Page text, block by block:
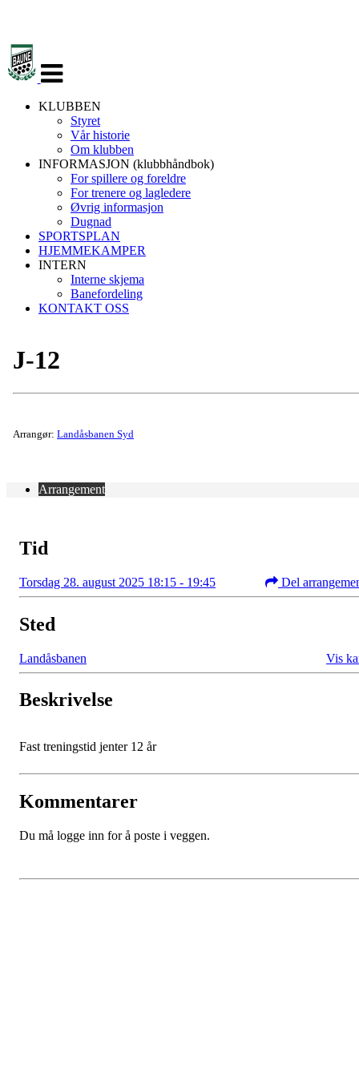
navigasjon
KLUBBEN
Styret
Vår historie
Om klubben
INFORMASJON (klubbhåndbok)
For spillere og foreldre
For trenere og lagledere
Øvrig informasjon
Dugnad
SPORTSPLAN
HJEMMEKAMPER
INTERN
Interne skjema
Banefordeling
KONTAKT OSS
J-12
Arrangør: Landåsbanen Syd
Arrangement
Tid
Torsdag 28. august 2025 18:15 - 19:45 Del
Sted
Landåsbanen Vis
Beskrivelse
Fast treningstid jenter 12 år
Kommentarer
Du må logge inn for å poste i veggen.